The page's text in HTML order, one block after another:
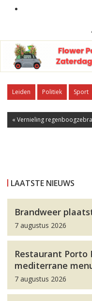
Leiden Politiek Sport
« Vernieling
LAATSTE NIEUWS
Brandweer
7 augustus 2026
Restaurant Porto
mediterrane
7 augustus 2026